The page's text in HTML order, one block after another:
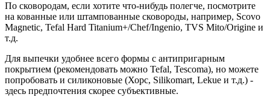
По сковородам, если хотите что-нибудь полегче, посмотрите
на кованные или штампованные сковороды, например, Scovo
Magnetic, Tefal Hard Titanium+/Chef/Ingenio, TVS Mito/Origine и
т.д.
Для выпечки удобнее всего формы с антипригарным
покрытием (рекомендовать можно Tefal, Tescoma), но можете
попробовать и силиконовые (Хорс, Silikomart, Lekue и т.д.) -
здесь предпочтения скорее субъективные.